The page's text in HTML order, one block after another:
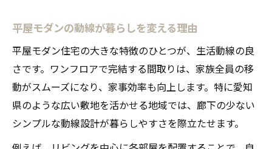
平屋モダンの動線が暮らしを変える理由
平屋モダン住宅の大きな特徴のひとつが、生活動線の良
さです。ワンフロアで完結する間取りは、家族全員の移
動がスムーズになり、家事効率も向上します。特に愛知
県のような広い敷地を活かせる地域では、廊下の少ない
シンプルな動線設計が暮らしやすさを際立たせます。